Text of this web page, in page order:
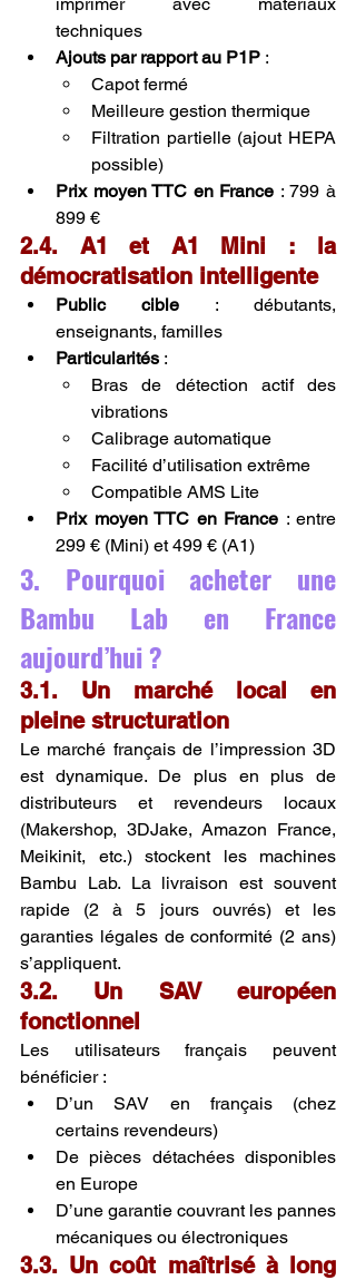
techniques
Ajouts par rapport au P1P :
Capot fermé
Meilleure gestion thermique
Filtration partielle (ajout HEPA
possible)
Prix moyen TTC en France : 799 à
899 €
2.4. A1 et A1 Mini : la
démocratisation intelligente
Public cible : débutants,
enseignants, familles
Particularités :
Bras de détection actif des
vibrations
Calibrage automatique
Facilité d’utilisation extrême
Compatible AMS Lite
Prix moyen TTC en France : entre
299 € (Mini) et 499 € (A1)
3. Pourquoi acheter une
Bambu Lab en France
aujourd’hui ?
3.1. Un marché local en
pleine structuration
Le marché français de l’impression 3D
est dynamique. De plus en plus de
distributeurs et revendeurs locaux
(Makershop, 3DJake, Amazon France,
Meikinit, etc.) stockent les machines
Bambu Lab. La livraison est souvent
rapide (2 à 5 jours ouvrés) et les
garanties légales de conformité (2 ans)
s’appliquent.
3.2. Un SAV européen
fonctionnel
Les utilisateurs français peuvent
bénéficier :
D’un SAV en français (chez
certains revendeurs)
De pièces détachées disponibles
en Europe
D’une garantie couvrant les pannes
mécaniques ou électroniques
3.3. Un coût maîtrisé à long